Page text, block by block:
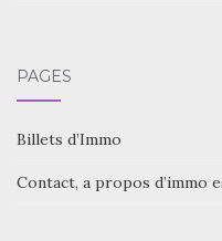
PAGES
Billets d’Immo
Contact, a propos d’immo